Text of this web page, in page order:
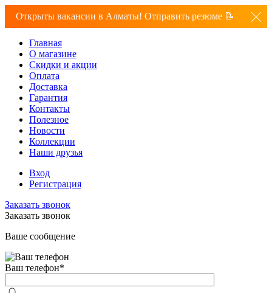
Открыты вакансии в Алматы! Отправить резюме 📝
Главная
О магазине
Скидки и акции
Оплата
Доставка
Гарантия
Контакты
Полезное
Новости
Коллекции
Наши друзья
Вход
Регистрация
Заказать звонок
Заказать звонок
Ваше сообщение
Ваш телефон*